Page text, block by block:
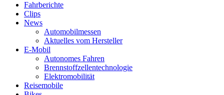
Fahrberichte
Clips
News
Automobilmessen
Aktuelles vom Hersteller
E-Mobil
Autonomes Fahren
Brennstoffzellentechnologie
Elektromobilität
Reisemobile